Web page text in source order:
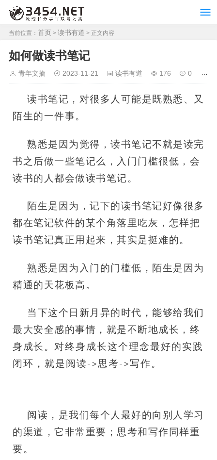
当前位置： 首页 > 读书有道 > 正文内容
如何做读书笔记
青年文摘 2023-11-21 读书有道 176 0
读书笔记，对很多人可能是既熟悉、又
陌生的一件事。
熟悉是因为觉得，读书笔记不就是读完
书之后做一些笔记么，入门门槛很低，会
读书的人都会做读书笔记。
陌生是因为，记下的读书笔记好像很多
都在笔记软件的某个角落里吃灰，怎样把
读书笔记真正用起来，其实是挺难的。
熟悉是因为入门的门槛低，陌生是因为
精通的天花板高。
当下这个日新月异的时代，能够给我们
最大安全感的事情，就是不断地成长，终
身成长。 对终身成长这个理念最好的实践
闭环，就是阅读->思考->写作。
阅读，是我们每个人最好的向别人学习
的渠道，它非常重要；思考和写作同样重
要。